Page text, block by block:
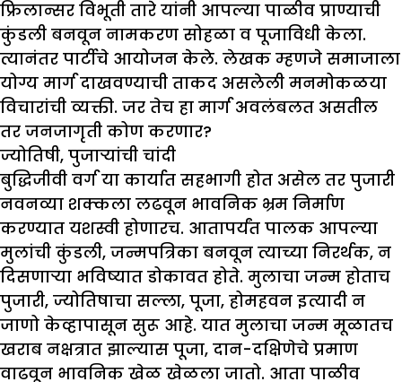
फ्रिलान्सर विभूती तारे यांनी आपल्या पाळीव प्राण्याची
कुंडली बनवून नामकरण सोहळा व पूजाविधी केला.
त्यानंतर पार्टीचे आयोजन केले. लेखक म्हणजे समाजाला
योग्य मार्ग दाखवण्याची ताकद असलेली मनमोकळया
विचारांची व्यक्ती. जर तेच हा मार्ग अवलंबलत असतील
तर जनजागृती कोण करणार?
ज्योतिषी, पुजाऱ्यांची चांदी
बुद्धिजीवी वर्ग या कार्यात सहभागी होत असेल तर पुजारी
नवनव्या शक्कला लढवून भावनिक भ्रम निर्माण
करण्यात यशस्वी होणारच. आतापर्यंत पालक आपल्या
मुलांची कुंडली, जन्मपत्रिका बनवून त्याच्या निरर्थक, न
दिसणाऱ्या भविष्यात डोकावत होते. मुलाचा जन्म होताच
पुजारी, ज्योतिषाचा सल्ला, पूजा, होमहवन इत्यादी न
जाणो केव्हापासून सुरू आहे. यात मुलाचा जन्म मूळातच
खराब नक्षत्रात झाल्यास पूजा, दान-दक्षिणेचे प्रमाण
वाढवून भावनिक खेळ खेळला जातो. आता पाळीव